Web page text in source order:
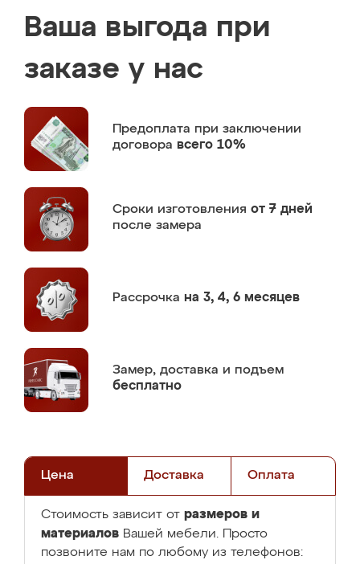
Ваша выгода при
заказе у нас
Предоплата при заключении
договора всего 10%
Сроки изготовления от 7 дней
после замера
Рассрочка на 3, 4, 6 месяцев
Замер, доставка и подъем
бесплатно
Цена Доставка Оплата
Стоимость зависит от размеров и
материалов Вашей мебели. Просто
позвоните нам по любому из телефонов: